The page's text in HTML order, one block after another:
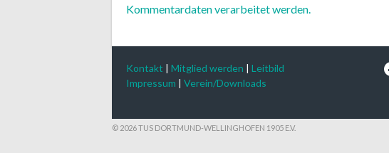
Kommentardaten verarbeitet werden.
Kontakt | Mitglied werden | Leitbild
Impressum | Verein/Downloads
© 2026 TUS DORTMUND-WELLINGHOFEN 1905 E.V.